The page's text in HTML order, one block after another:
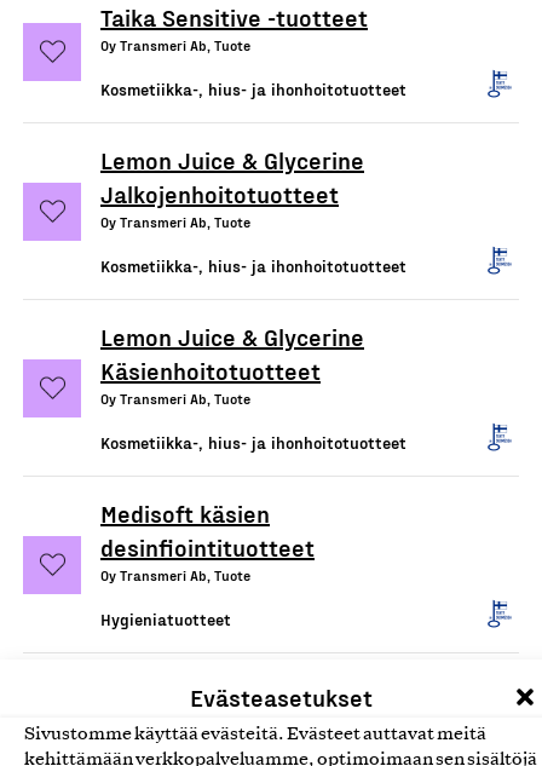
Evästeasetukset
Sivustomme käyttää evästeitä. Evästeet auttavat meitä
kehittämään verkkopalveluamme, optimoimaan sen sisältöjä
Taika Sensitive -tuotteet
Oy Transmeri Ab, Tuote
Kosmetiikka-, hius- ja ihonhoitotuotteet
Lemon Juice & Glycerine
Jalkojenhoitotuotteet
Oy Transmeri Ab, Tuote
Kosmetiikka-, hius- ja ihonhoitotuotteet
Lemon Juice & Glycerine
Käsienhoitotuotteet
Oy Transmeri Ab, Tuote
Kosmetiikka-, hius- ja ihonhoitotuotteet
Medisoft käsien
desinfiointituotteet
Oy Transmeri Ab, Tuote
Hygieniatuotteet
Biozell hiusmuotoilutuotteet,
aerosolit
Oy Transmeri Ab, Tuote